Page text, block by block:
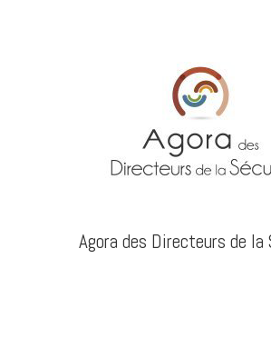
Agora des Directeurs de la